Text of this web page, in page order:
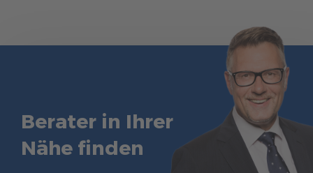
Berater in Ihrer
Nähe finden